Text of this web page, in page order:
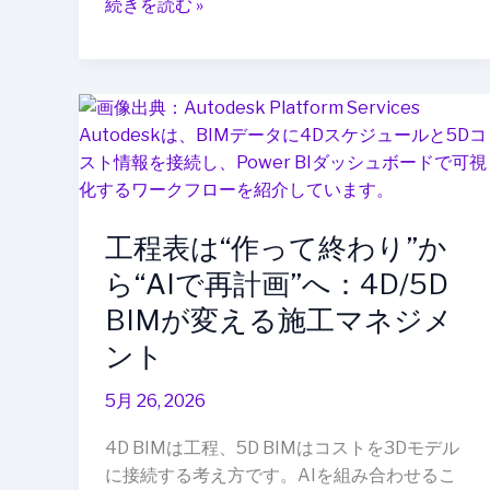
載
ッ
ト
が
変
る
躯
体
工
事
続きを読む »
工程表は“作って終わり”か
ら“AIで再計画”へ：4D/5D
BIMが変える施工マネジメ
ント
5月 26, 2026
4D BIMは工程、5D BIMはコストを3Dモデル
に接続する考え方です。AIを組み合わせるこ
工
程
表
は“作
て
終
わ
り”か
ら“AI
再
画”へ：